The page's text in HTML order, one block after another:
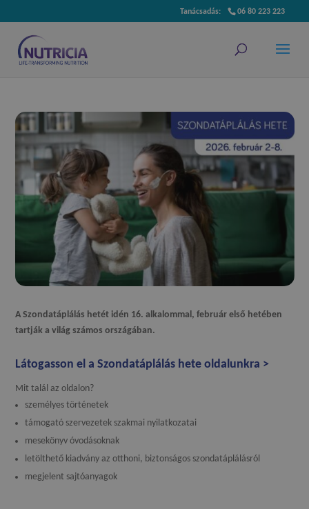
06 80 223 223
A Szondatáplálás hetét idén 16. alkalommal, február első hetében
tartják a világ számos országában.
Látogasson el a Szondatáplálás hete oldalunkra >
Mit talál az oldalon?
személyes történetek
támogató szervezetek szakmai nyilatkozatai
mesekönyv óvodásoknak
letölthető kiadvány az otthoni, biztonságos szondatáplálásról
megjelent sajtóanyagok